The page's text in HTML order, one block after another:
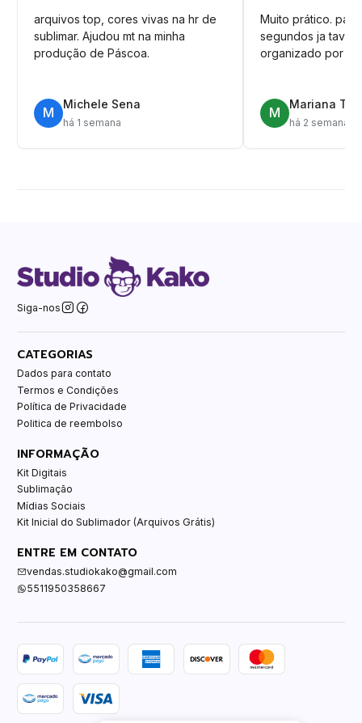
arquivos top, cores vivas na hr de
sublimar. Ajudou mt na minha
produção de Páscoa.
M
Michele Sena
há 1 semana
Muito prático.
segundos ja tava
organizado por
M
Mariana T.
há 2 semanas
Siga-nos
CATEGORIAS
Dados para contato
Termos e Condições
Política de Privacidade
Politica de reembolso
INFORMAÇÃO
Kit Digitais
Sublimação
Mídias Sociais
Kit Inicial do Sublimador (Arquivos Grátis)
ENTRE EM CONTATO
vendas.studiokako@gmail.com
5511950358667